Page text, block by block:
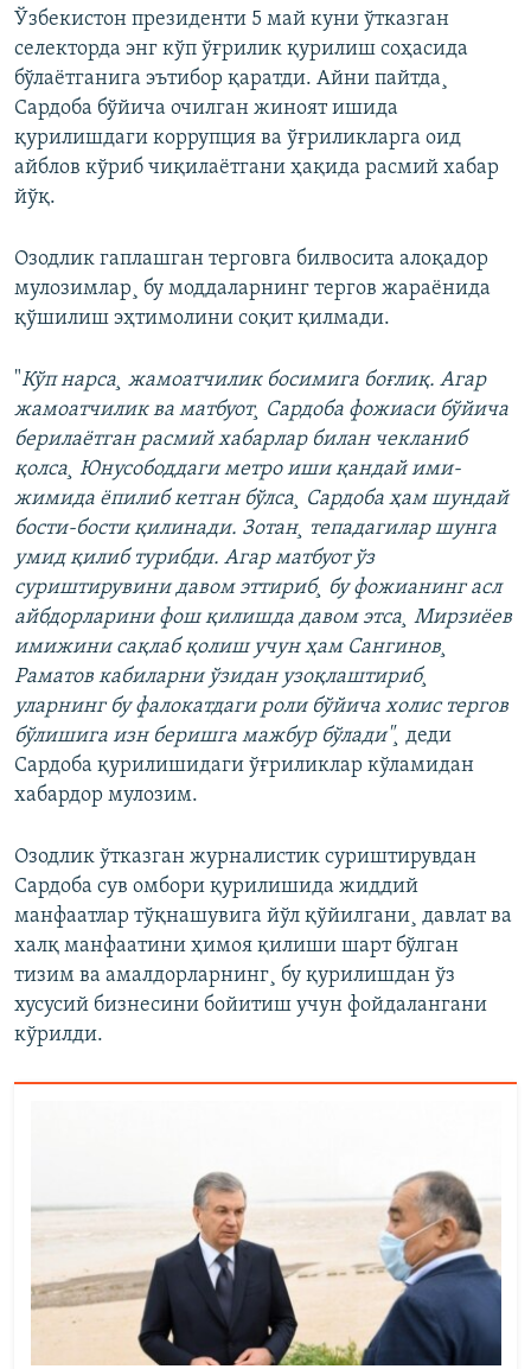
Ўзбекистон президенти 5 май куни ўтказган
селекторда энг кўп ўғрилик қурилиш соҳасида
бўлаëтганига эътибор қаратди. Айни пайтда¸
Сардоба бўйича очилган жиноят ишида
қурилишдаги коррупция ва ўғриликларга оид
айблов кўриб чиқилаëтгани ҳақида расмий хабар
йўқ.
Озодлик гаплашган терговга билвосита алоқадор
мулозимлар¸ бу моддаларнинг тергов жараëнида
қўшилиш эҳтимолини соқит қилмади.
"Кўп нарса¸ жамоатчилик босимига боғлиқ. Агар
жамоатчилик ва матбуот¸ Сардоба фожиаси бўйича
берилаëтган расмий хабарлар билан чекланиб
қолса¸ Юнусободдаги метро иши қандай ими-
жимида ëпилиб кетган бўлса¸ Сардоба ҳам шундай
бости-бости қилинади. Зотан¸ тепадагилар шунга
умид қилиб турибди. Агар матбуот ўз
суриштирувини давом эттириб¸ бу фожианинг асл
айбдорларини фош қилишда давом этса¸ Мирзиëев
имижини сақлаб қолиш учун ҳам Сангинов¸
Раматов кабиларни ўзидан узоқлаштириб¸
уларнинг бу фалокатдаги роли бўйича холис тергов
бўлишига изн беришга мажбур бўлади"¸ деди
Сардоба қурилишидаги ўғриликлар кўламидан
хабардор мулозим.
Озодлик ўтказган журналистик суриштирувдан
Сардоба сув омбори қурилишида жиддий
манфаатлар тўқнашувига йўл қўйилгани¸ давлат ва
халқ манфаатини ҳимоя қилиши шарт бўлган
тизим ва амалдорларнинг¸ бу қурилишдан ўз
хусусий бизнесини бойитиш учун фойдалангани
кўрилди.